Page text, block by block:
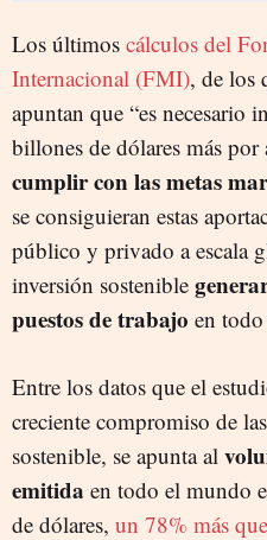
Los últimos cálculos del
Internacional (FMI), de los
apuntan que “es necesario
billones de dólares más por
cumplir con las metas
se consiguieran estas
público y privado a escala
inversión sostenible
puestos de trabajo en
Entre los datos que el
creciente compromiso de
sostenible, se apunta al
emitida en todo el mundo
de dólares, un 78% más